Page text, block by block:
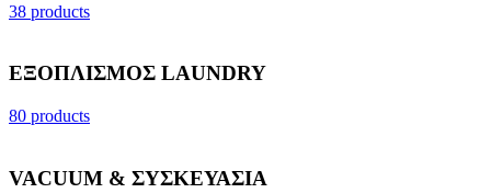
38 products
ΕΞΟΠΛΙΣΜΟΣ LAUNDRY
80 products
VACUUM & ΣΥΣΚΕΥΑΣΙΑ